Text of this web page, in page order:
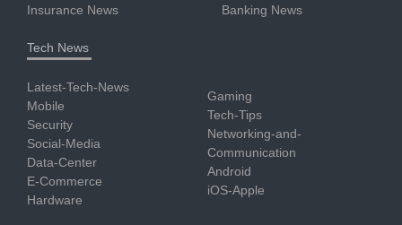
Insurance News
Banking News
Tech News
Latest-Tech-News
Mobile
Security
Social-Media
Data-Center
E-Commerce
Hardware
Gaming
Tech-Tips
Networking-and-
Communication
Android
iOS-Apple